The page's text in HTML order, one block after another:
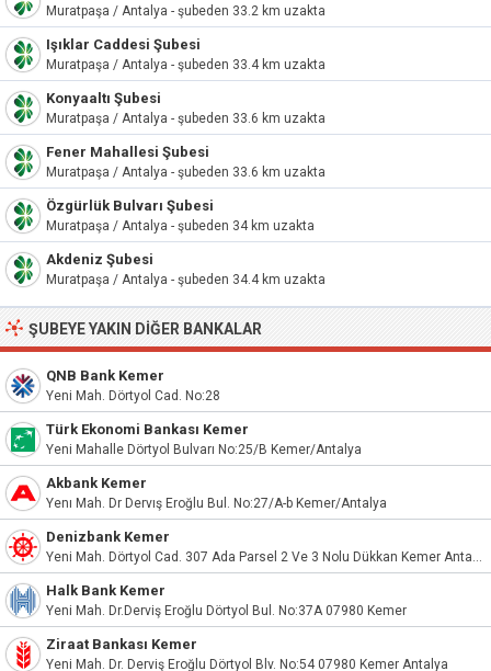
Muratpaşa / Antalya - şubeden 33.2 km uzakta
Işıklar Caddesi Şubesi
Muratpaşa / Antalya - şubeden 33.4 km uzakta
Konyaaltı Şubesi
Muratpaşa / Antalya - şubeden 33.6 km uzakta
Fener Mahallesi Şubesi
Muratpaşa / Antalya - şubeden 33.6 km uzakta
Özgürlük Bulvarı Şubesi
Muratpaşa / Antalya - şubeden 34 km uzakta
Akdeniz Şubesi
Muratpaşa / Antalya - şubeden 34.4 km uzakta
ŞUBEYE YAKIN DIĞER BANKALAR
QNB Bank Kemer
Yeni Mah. Dörtyol Cad. No:28
Türk Ekonomi Bankası Kemer
Yeni Mahalle Dörtyol Bulvarı No:25/B Kemer/Antalya
Akbank Kemer
Yenı Mah. Dr Dervış Eroğlu Bul. No:27/A-b Kemer/Antalya
Denizbank Kemer
Yeni Mah. Dörtyol Cad. 307 Ada Parsel 2 Ve 3 Nolu Dükkan Kemer Antalya
Halk Bank Kemer
Yeni Mah. Dr.Derviş Eroğlu Dörtyol Bul. No:37A 07980 Kemer
Ziraat Bankası Kemer
Yeni Mah. Dr. Derviş Eroğlu Dörtyol Blv. No:54 07980 Kemer Antalya